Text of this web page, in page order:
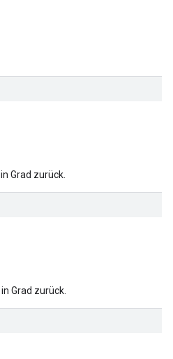
Grad zurück.
Grad zurück.